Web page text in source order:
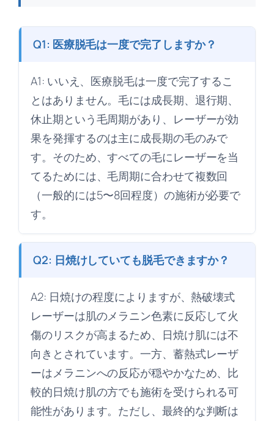
Q1: 医療脱毛は一度で完了しますか？
A1: いいえ、医療脱毛は一度で完了するこ
とはありません。毛には成長期、退行期、
休止期という毛周期があり、レーザーが効
果を発揮するのは主に成長期の毛のみで
す。そのため、すべての毛にレーザーを当
てるためには、毛周期に合わせて複数回
（一般的には5〜8回程度）の施術が必要で
す。
Q2: 日焼けしていても脱毛できますか？
A2: 日焼けの程度によりますが、熱破壊式
レーザーは肌のメラニン色素に反応して火
傷のリスクが高まるため、日焼け肌には不
向きとされています。一方、蓄熱式レーザ
ーはメラニンへの反応が穏やかなため、比
較的日焼け肌の方でも施術を受けられる可
能性があります。ただし、最終的な判断は